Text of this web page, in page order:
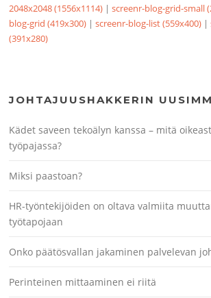
2048x2048 (1556x1114) |screenr-blog-grid-small
blog-grid (419x300) |screenr-blog-list (559x400) |
(391x280)
JOHTAJUUSHAKKERIN
Kädet saveen tekoälyn kanssa – mitä
työpajassa?
Miksi paastoan?
HR-työntekijöiden on oltava valmiita
työtapojaan
Onko päätösvallan jakaminen palvelevan
Perinteinen mittaaminen ei riitä